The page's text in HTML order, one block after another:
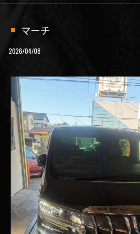
マーチ
2026/04/08